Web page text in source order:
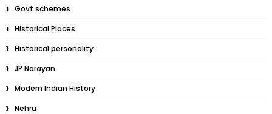
Govt schemes
Historical Places
Historical personality
JP Narayan
Modern Indian History
Nehru